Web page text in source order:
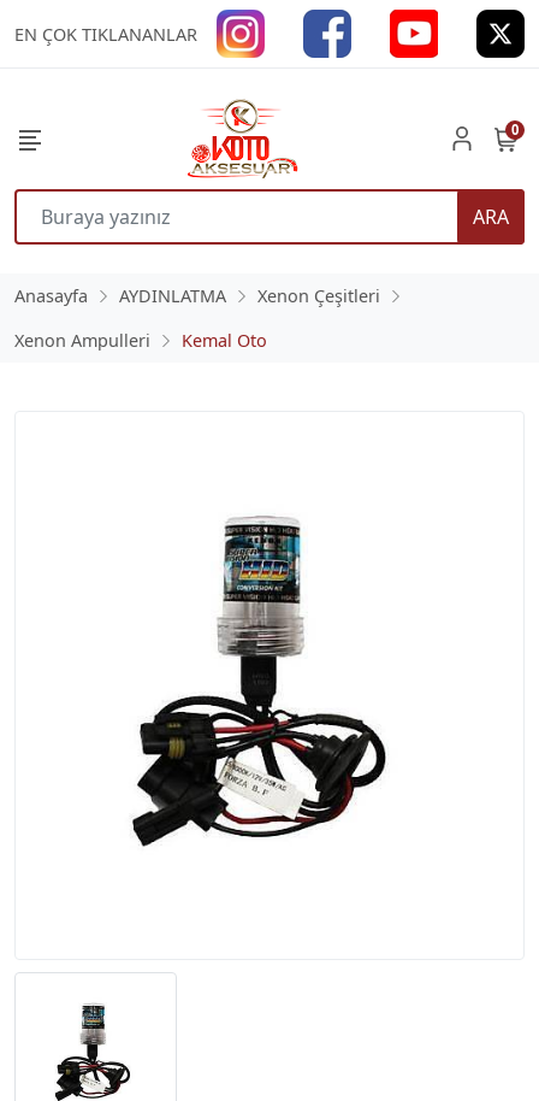
EN ÇOK TIKLANANLAR
ARA
0
Anasayfa AYDINLATMA
Xenon Çeşitleri
Xenon Ampulleri
Kemal Oto